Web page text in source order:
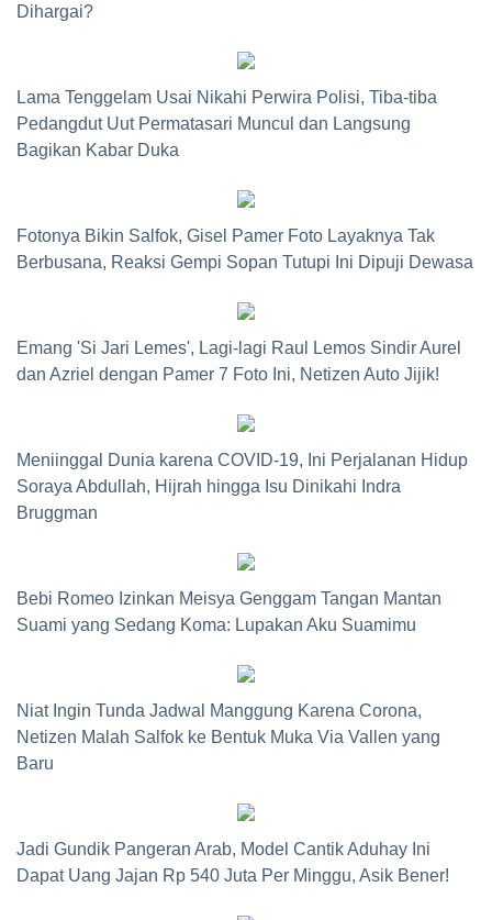
Dihargai?
Lama Tenggelam Usai Nikahi Perwira Polisi, Tiba-tiba
Pedangdut Uut Permatasari Muncul dan Langsung
Bagikan Kabar Duka
Fotonya Bikin Salfok, Gisel Pamer Foto Layaknya Tak
Berbusana, Reaksi Gempi Sopan Tutupi Ini Dipuji Dewasa
Emang 'Si Jari Lemes', Lagi-lagi Raul Lemos Sindir Aurel
dan Azriel dengan Pamer 7 Foto Ini, Netizen Auto Jijik!
Meniinggal Dunia karena COVID-19, Ini Perjalanan Hidup
Soraya Abdullah, Hijrah hingga Isu Dinikahi Indra
Bruggman
Bebi Romeo Izinkan Meisya Genggam Tangan Mantan
Suami yang Sedang Koma: Lupakan Aku Suamimu
Niat Ingin Tunda Jadwal Manggung Karena Corona,
Netizen Malah Salfok ke Bentuk Muka Via Vallen yang
Baru
Jadi Gundik Pangeran Arab, Model Cantik Aduhay Ini
Dapat Uang Jajan Rp 540 Juta Per Minggu, Asik Bener!